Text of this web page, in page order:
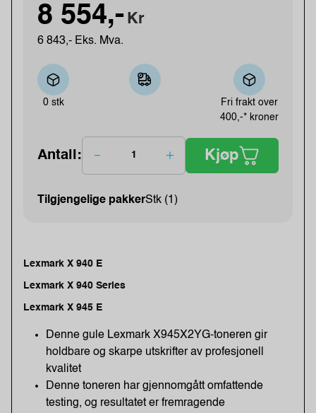
8 554,- Kr
6 843,- Eks. Mva.
0 stk
Fri frakt over
400,-* kroner
Antall: Kjøp
Tilgjengelige pakkerStk (1)
Lexmark X 940 E
Lexmark X 940 Series
Lexmark X 945 E
Denne gule Lexmark X945X2YG-toneren gir
holdbare og skarpe utskrifter av profesjonell
kvalitet
Denne toneren har gjennomgått omfattende
testing, og resultatet er fremragende